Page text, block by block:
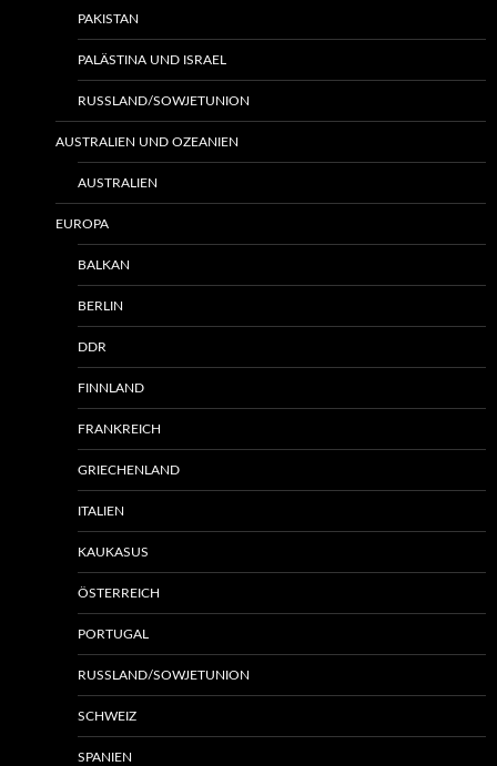
PAKISTAN
PALÄSTINA UND ISRAEL
RUSSLAND/SOWJETUNION
AUSTRALIEN UND OZEANIEN
AUSTRALIEN
EUROPA
BALKAN
BERLIN
DDR
FINNLAND
FRANKREICH
GRIECHENLAND
ITALIEN
KAUKASUS
ÖSTERREICH
PORTUGAL
RUSSLAND/SOWJETUNION
SCHWEIZ
SPANIEN